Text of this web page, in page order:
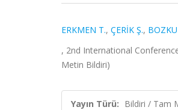
ERKMEN T., ÇERİK Ş.,
, 2nd International
Metin Bildiri)
Yayın Türü: Bildiri / Tam